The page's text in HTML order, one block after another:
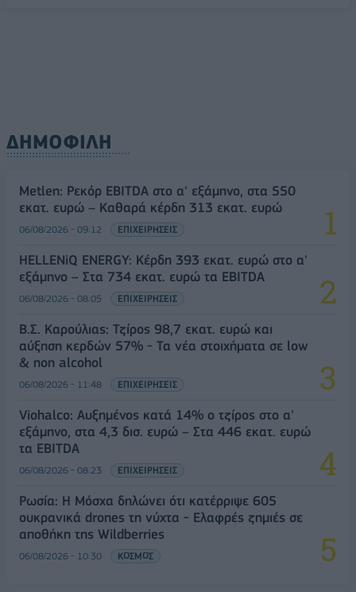
ΔΗΜΟΦΙΛΗ
Metlen: Ρεκόρ EBITDA στο α' εξάμηνο, στα 550
εκατ. ευρώ – Καθαρά κέρδη 313 εκατ. ευρώ
06/08/2026 - 09:12 ΕΠΙΧΕΙΡΗΣΕΙΣ
HELLENiQ ENERGY: Κέρδη 393 εκατ. ευρώ στο α'
εξάμηνο – Στα 734 εκατ. ευρώ τα EBITDA
06/08/2026 - 08:05 ΕΠΙΧΕΙΡΗΣΕΙΣ
Β.Σ. Καρούλιας: Τζίρος 98,7 εκατ. ευρώ και
αύξηση κερδών 57% - Τα νέα στοιχήματα σε low
& non alcohol
06/08/2026 - 11:48 ΕΠΙΧΕΙΡΗΣΕΙΣ
Viohalco: Αυξημένος κατά 14% ο τζίρος στο α'
εξάμηνο, στα 4,3 δισ. ευρώ – Στα 446 εκατ. ευρώ
τα EBITDA
06/08/2026 - 08:23 ΕΠΙΧΕΙΡΗΣΕΙΣ
Ρωσία: Η Μόσχα δηλώνει ότι κατέρριψε 605
ουκρανικά drones τη νύχτα - Ελαφρές ζημιές σε
αποθήκη της Wildberries
06/08/2026 - 10:30 ΚΟΣΜΟΣ